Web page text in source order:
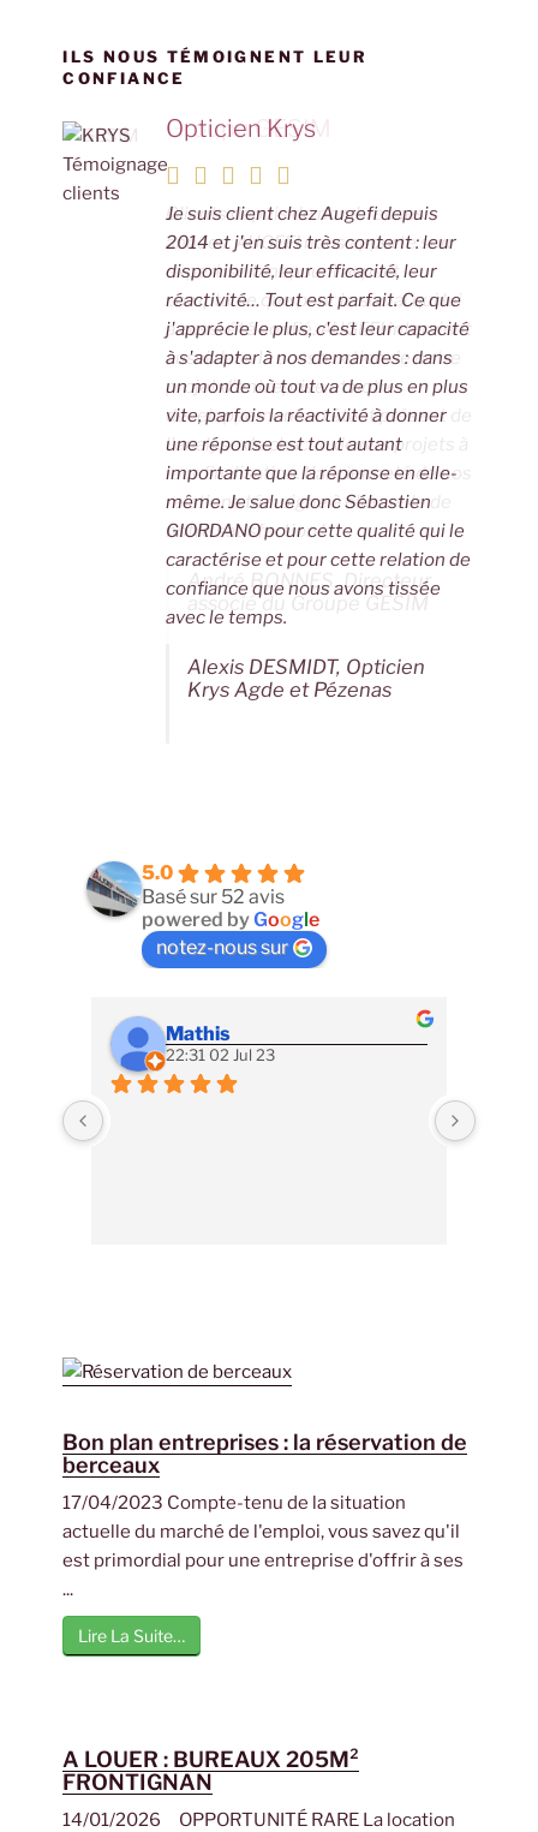
o
p er
ILS NOUS TÉMOIGNENT LEUR
CONFIANCE
Opticien Krys
Je suis client chez Augefi depuis
2014 et j'en suis très content : leur
disponibilité, leur efficacité, leur
réactivité… Tout est parfait. Ce que
j'apprécie le plus, c'est leur capacité
à s'adapter à nos demandes : dans
un monde où tout va de plus en plus
vite, parfois la réactivité à donner
une réponse est tout autant
importante que la réponse en elle-
même. Je salue donc Sébastien
GIORDANO pour cette qualité qui le
caractérise et pour cette relation de
confiance que nous avons tissée
avec le temps.
Alexis DESMIDT, Opticien
Krys Agde et Pézenas
Groupe GESIM
Clients depuis de nombreuses
années, AUGEFI nous apporte son
expertise tant pour l'aspect
comptable que pour le social qui lui
a aussi été confié. AUGEFI intervient
aussi dans la construction de notre
projet d'entreprise et notre
développement en étant présent de
l'analyse de chacun de nos projets à
leur finalisation. L'ancienneté de nos
relations témoigne à elle seule de
notre satisfaction !
André BONNES, Directeur
associé du Groupe GESIM
5.0
Basé sur 52 avis
powered byGoogle
notez-nous sur
Mathis
22:31 02 Jul 23
Bon plan entreprises : la réservation de
berceaux
17/04/2023 Compte-tenu de la situation
actuelle du marché de l'emploi, vous savez qu'il
est primordial pour une entreprise d'offrir à ses
...
Lire La Suite…
A LOUER : BUREAUX 205M²
FRONTIGNAN
14/01/2026 OPPORTUNITÉ RARE La location